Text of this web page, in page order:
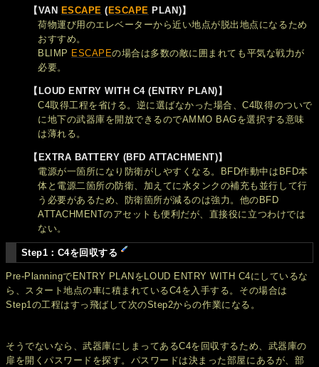
【VAN ESCAPE (ESCAPE PLAN)】
荷物運び用のエレベーターから近い地点が脱出地点になるため
おすすめ。
BLIMP ESCAPEの場合は多数の敵に囲まれても平気な戦力が
必要。
【LOUD ENTRY WITH C4 (ENTRY PLAN)】
C4取得工程を省ける。逆に選ばなかった場合、C4取得のついで
に地下の武器庫を開放できるのでAMMO BAGを選択する意味
は薄れる。
【EXTRA BATTERY (BFD ATTACHMENT)】
電源が一箇所になり防衛がしやすくなる。BFD作動中はBFD本
体と電源二箇所の防衛、加えてに水タンクの補充も並行して行
う必要があるため、防衛箇所が減るのは強力。他のBFD
ATTACHMENTのアセットも便利だが、直接役に立つわけでは
ない。
Step1：C4を回収する
Pre-PlanningでENTRY PLANをLOUD ENTRY WITH C4にしているな
ら、スタート地点の車に積まれているC4を入手する。その場合は
Step1の工程はすっ飛ばして次のStep2からの作業になる。
そうでないなら、武器庫にしまってあるC4を回収するため、武器庫の
扉を開くパスワードを探す。パスワードは決まった部屋にあるが、部